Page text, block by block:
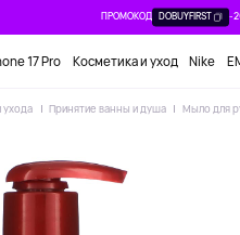
ПРОМОКОД DOBUYFIRST -
17 Pro Косметика и уход Nike
ухода Принятие ванны и душа Мыло для